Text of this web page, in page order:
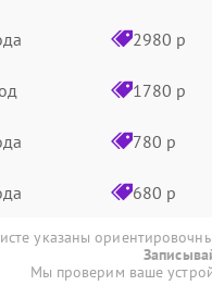
2980 р
1780 р
780 р
680 р
указаны
Мы проверим ваше